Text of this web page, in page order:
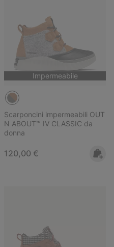
Impermeabile
Scarponcini impermeabili OUT
N ABOUT™ IV CLASSIC da
donna
Regular price:
120,00 €